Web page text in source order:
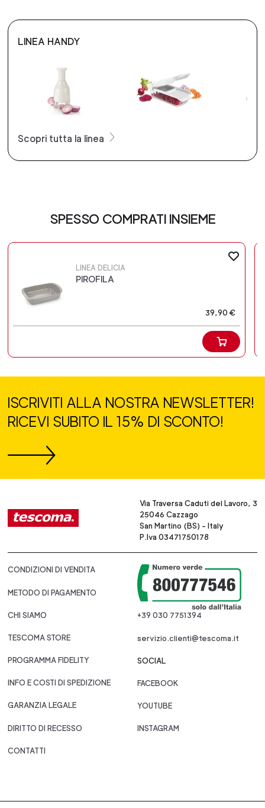
LINEA HANDY
Scopri tutta la linea
SPESSO COMPRATI INSIEME
LINEA DELICIA
PIROFILA
39,90 €
ISCRIVITI ALLA NOSTRA NEWSLETTER!
RICEVI SUBITO IL 15% DI SCONTO!
Via Traversa Caduti del Lavoro, 3
25046 Cazzago
San Martino (BS) - Italy
P.Iva 03471750178
CONDIZIONI DI VENDITA
METODO DI PAGAMENTO
CHI SIAMO
TESCOMA STORE
PROGRAMMA FIDELITY
INFO E COSTI DI SPEDIZIONE
GARANZIA LEGALE
DIRITTO DI RECESSO
CONTATTI
+39 030 7751394
servizio.clienti@tescoma.it
SOCIAL
FACEBOOK
YOUTUBE
INSTAGRAM